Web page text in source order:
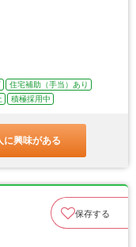
住宅補助（手当）あり
積極採用中
に興味がある
保存する